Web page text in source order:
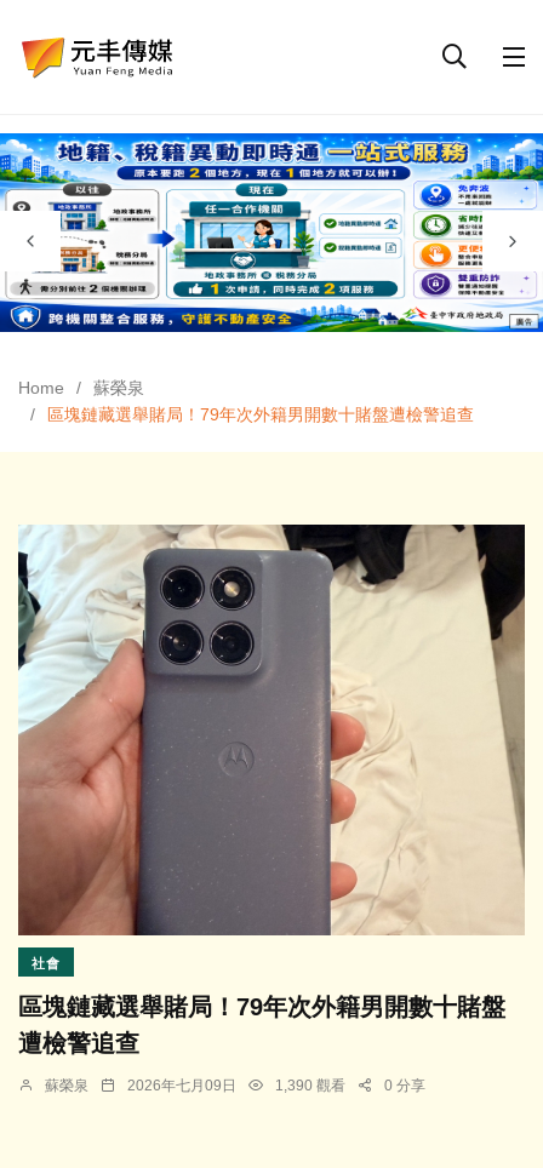
Home
蘇榮泉
區塊鏈藏選舉賭局！79年次外籍男開數十賭盤遭檢警追查
社會
區塊鏈藏選舉賭局！79年次外籍男開數十賭盤
遭檢警追查
蘇榮泉 2026年七月09日 1,390 觀看 0 分享